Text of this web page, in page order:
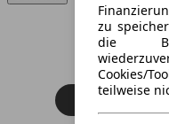
zu
die
Cookies/
teilweise